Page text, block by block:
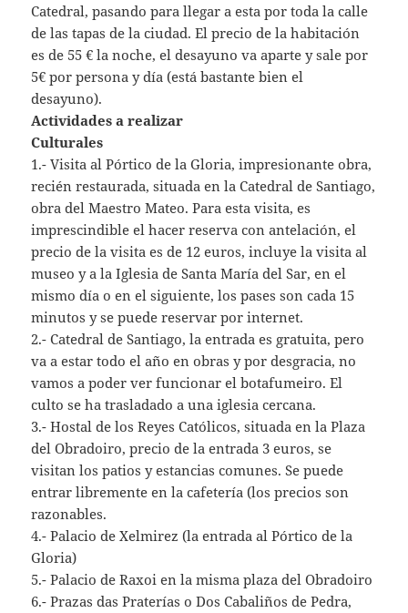
Catedral, pasando para llegar a esta por toda la calle
de las tapas de la ciudad. El precio de la habitación
es de 55 € la noche, el desayuno va aparte y sale por
5€ por persona y día (está bastante bien el
desayuno).
Actividades a realizar
Culturales
1.- Visita al Pórtico de la Gloria, impresionante obra,
recién restaurada, situada en la Catedral de Santiago,
obra del Maestro Mateo. Para esta visita, es
imprescindible el hacer reserva con antelación, el
precio de la visita es de 12 euros, incluye la visita al
museo y a la Iglesia de Santa María del Sar, en el
mismo día o en el siguiente, los pases son cada 15
minutos y se puede reservar por internet.
2.- Catedral de Santiago, la entrada es gratuita, pero
va a estar todo el año en obras y por desgracia, no
vamos a poder ver funcionar el botafumeiro. El
culto se ha trasladado a una iglesia cercana.
3.- Hostal de los Reyes Católicos, situada en la Plaza
del Obradoiro, precio de la entrada 3 euros, se
visitan los patios y estancias comunes. Se puede
entrar libremente en la cafetería (los precios son
razonables.
4.- Palacio de Xelmirez (la entrada al Pórtico de la
Gloria)
5.- Palacio de Raxoi en la misma plaza del Obradoiro
6.- Prazas das Praterías o Dos Cabaliños de Pedra,